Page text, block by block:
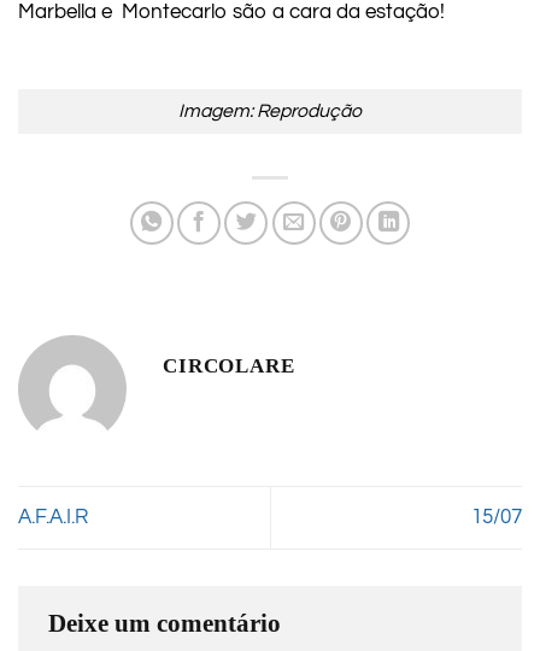
Marbella e Montecarlo são a cara da estação!
Imagem: Reprodução
CIRCOLARE
A.F.A.I.R 15/07
Deixe um comentário